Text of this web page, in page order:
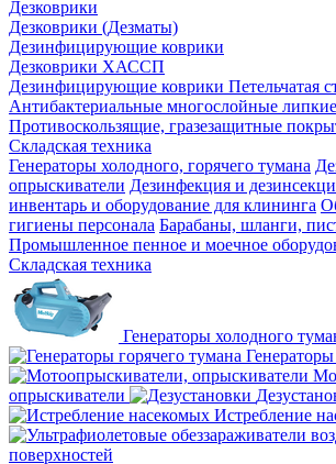
Дезковрики
Дезковрики (Дезматы)
Дезинфицирующие коврики
Дезковрики ХАССП
Дезинфицирующие коврики Петельчатая
Антибактериальные многослойные
Противоскользящие, гразезащитные
Складская техника
Генераторы холодного, горячего тумана
опрыскиватели Дезинфекция и
инвентарь и оборудование для клининга
гигиены персонала Барабаны, шланги,
Промышленное пенное и моечное
Складская техника
Генераторы холодного
опрыскиватели
Истребление